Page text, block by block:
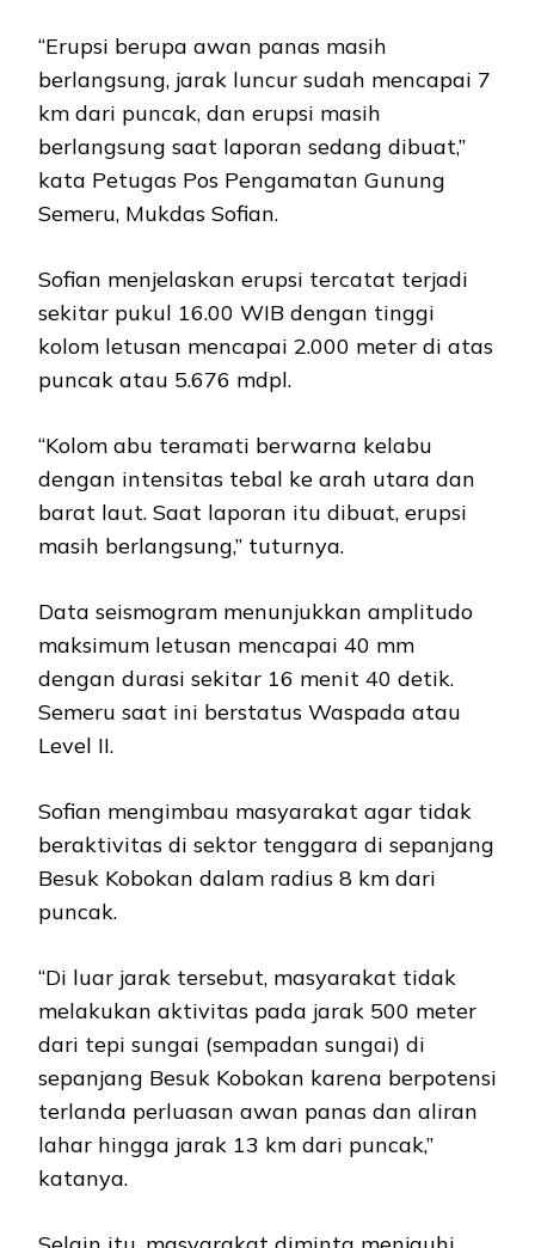
“Erupsi berupa awan panas masih
berlangsung, jarak luncur sudah mencapai 7
km dari puncak, dan erupsi masih
berlangsung saat laporan sedang dibuat,”
kata Petugas Pos Pengamatan Gunung
Semeru, Mukdas Sofian.
Sofian menjelaskan erupsi tercatat terjadi
sekitar pukul 16.00 WIB dengan tinggi
kolom letusan mencapai 2.000 meter di atas
puncak atau 5.676 mdpl.
“Kolom abu teramati berwarna kelabu
dengan intensitas tebal ke arah utara dan
barat laut. Saat laporan itu dibuat, erupsi
masih berlangsung,” tuturnya.
Data seismogram menunjukkan amplitudo
maksimum letusan mencapai 40 mm
dengan durasi sekitar 16 menit 40 detik.
Semeru saat ini berstatus Waspada atau
Level II.
Sofian mengimbau masyarakat agar tidak
beraktivitas di sektor tenggara di sepanjang
Besuk Kobokan dalam radius 8 km dari
puncak.
“Di luar jarak tersebut, masyarakat tidak
melakukan aktivitas pada jarak 500 meter
dari tepi sungai (sempadan sungai) di
sepanjang Besuk Kobokan karena berpotensi
terlanda perluasan awan panas dan aliran
lahar hingga jarak 13 km dari puncak,”
katanya.